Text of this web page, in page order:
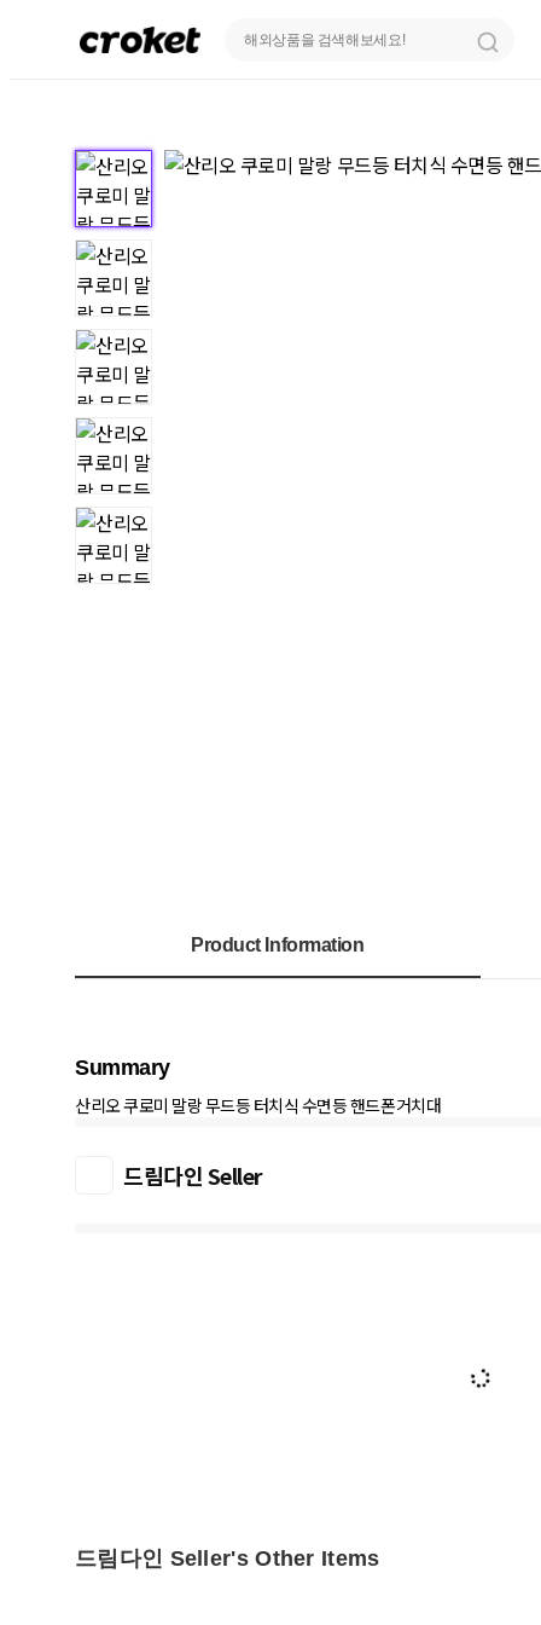
Product Information
Summary
드림다인 Seller
드림다인 Seller's Other Items